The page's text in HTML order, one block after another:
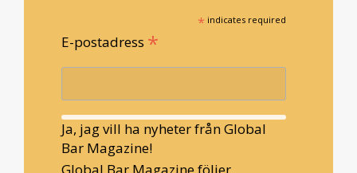
* indicates required
E-postadress *
Ja, jag vill ha nyheter från Global
Bar Magazine!